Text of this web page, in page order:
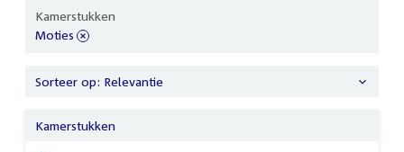
uw
resultaten
Kamerstukken
verwijder
Moties
Sorteer op: Relevantie
Kamerstukken